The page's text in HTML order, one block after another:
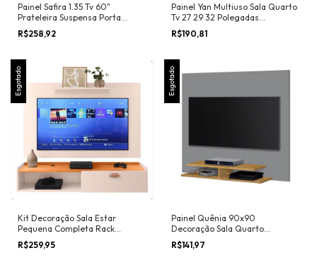
Painel Safira 1.35 Tv 60"
Prateleira Suspensa Porta
Objetos Organizadora
Decoração Sala - Lojas RPM
R$258,92
Painel Yan Multiuso Sala Quarto
Tv 27 29 32 Polegadas
Prateleira Organizadora Porta
Objetos - Lojas RPM
R$190,81
Esgotado
Kit Decoração Sala Estar
Pequena Completa Rack
Suspenso Classic Painel Tv Star
32 Polegadas - RPM
R$259,95
Esgotado
Painel Quênia 90x90
Decoração Sala Quarto
Multiuso Prateleira
Organizadora Nicho Tv 32
R$141,97